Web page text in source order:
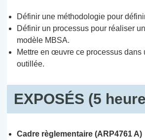
Définir une méthodologie pour
Définir un processus pour réaliser
modèle MBSA.
Mettre en œuvre ce processus dans
outillée.
EXPOSÉS (5
Cadre règlementaire (ARP4761 A)